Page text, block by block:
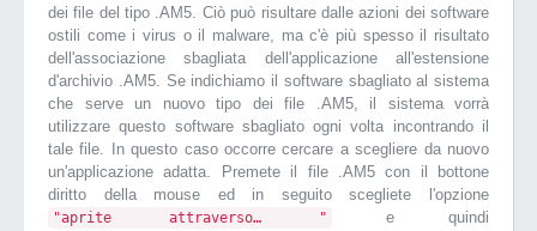
dei file del tipo .AM5. Ciò può risultare dalle azioni dei software
ostili come i virus o il malware, ma c'è più spesso il risultato
dell'associazione sbagliata dell'applicazione all'estensione
d'archivio .AM5. Se indichiamo il software sbagliato al sistema
che serve un nuovo tipo dei file .AM5, il sistema vorrà
utilizzare questo software sbagliato ogni volta incontrando il
tale file. In questo caso occorre cercare a scegliere da nuovo
un'applicazione adatta. Premete il file .AM5 con il bottone
diritto della mouse ed in seguito scegliete l'opzione
"aprite attraverso… " e quindi